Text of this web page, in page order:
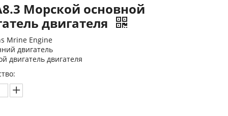
Морской основной
двигателя
Mrine Engine
двигатель
двигатель двигателя